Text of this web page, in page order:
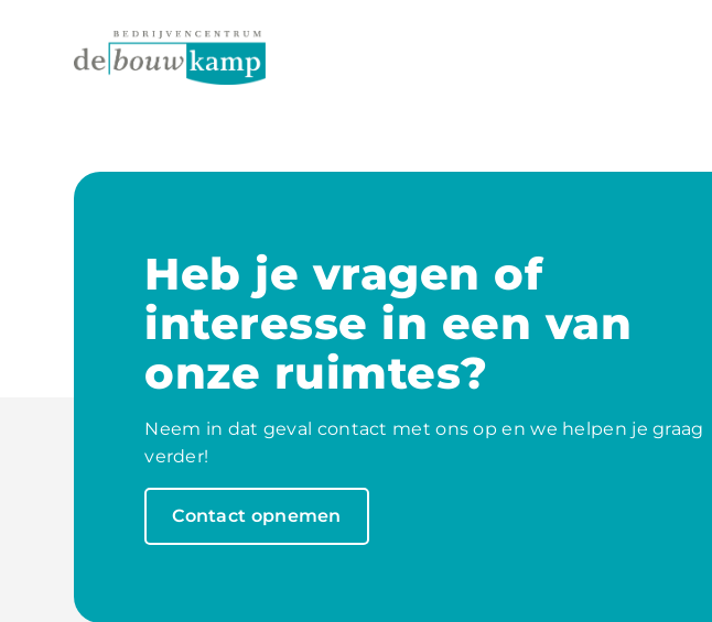
Heb je vragen of
interesse in een van
onze ruimtes?
Neem in dat geval contact met ons op en we helpen je graag
verder!
Contact opnemen